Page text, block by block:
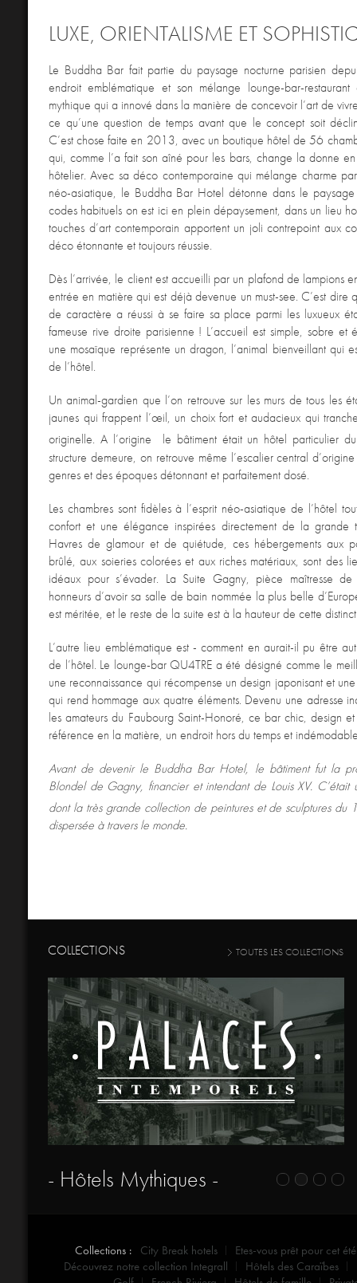
LUXE, ORIENTALISME ET
Le Buddha Bar fait partie du paysage nocturne parisien
endroit emblématique et son mélange lounge-bar-
mythique qui a innové dans la manière de concevoir l’art de
ce qu’une question de temps avant que le concept soit
C’est chose faite en 2013, avec un boutique hôtel de 56
qui, comme l’a fait son aîné pour les bars, change la donne
hôtelier. Avec sa déco contemporaine qui mélange charme
néo-asiatique, le Buddha Bar Hotel détonne dans le paysage
codes habituels on est ici en plein dépaysement, dans un lieu
touches d’art contemporain apportent un joli contrepoint aux
déco étonnante et toujours réussie.
Dès l’arrivée, le client est accueilli par un plafond de lampions
entrée en matière qui est déjà devenue un must-see. C’est dire
de caractère a réussi à se faire sa place parmi les luxueux
fameuse rive droite parisienne ! L’accueil est simple, sobre et
une mosaïque représente un dragon, l’animal bienveillant qui
de l’hôtel.
Un animal-gardien que l’on retrouve sur les murs de tous les
jaunes qui frappent l’œil, un choix fort et audacieux qui
originelle. A l’origine le bâtiment était un hôtel particulier
structure demeure, on retrouve même l’escalier central
genres et des époques détonnant et parfaitement dosé.
Les chambres sont fidèles à l’esprit néo-asiatique de l’hôtel
confort et une élégance inspirées directement de la grande
Havres de glamour et de quiétude, ces hébergements aux
brûlé, aux soieries colorées et aux riches matériaux, sont des
idéaux pour s’évader. La Suite Gagny, pièce maîtresse
honneurs d’avoir sa salle de bain nommée la plus belle
est méritée, et le reste de la suite est à la hauteur de cette
L’autre lieu emblématique est - comment en aurait-il pu être
de l’hôtel. Le lounge-bar QU4TRE a été désigné comme le
une reconnaissance qui récompense un design japonisant et
qui rend hommage aux quatre éléments. Devenu une adresse
les amateurs du Faubourg Saint-Honoré, ce bar chic, design
référence en la matière, un endroit hors du temps et
Avant de devenir le Buddha Bar Hotel, le bâtiment fut la
Blondel de Gagny, financier et intendant de Louis XV. C’était
dont la très grande collection de peintures et de sculptures du
dispersée à travers le monde.
COLLECTIONS TOUTES LES COLLECTIONS
- Hôtels Mythiques -
Collections : City Break hotels
Etes-vous prêt pour cet été
Découvrez notre collection Integrall
Hôtels des Caraïbes